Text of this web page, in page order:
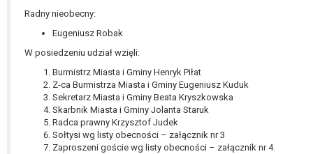
Radny nieobecny:
Eugeniusz Robak
W posiedzeniu udział wzięli:
Burmistrz Miasta i Gminy Henryk Piłat
Z-ca Burmistrza Miasta i Gminy Eugeniusz Kuduk
Sekretarz Miasta i Gminy Beata Kryszkowska
Skarbnik Miasta i Gminy Jolanta Staruk
Radca prawny Krzysztof Judek
Sołtysi wg listy obecności – załącznik nr 3
Zaproszeni goście wg listy obecności – załącznik nr 4.
sprawowania władzy publicznej
powierzonej administratorowi bądź
niezbędność przetwarzania do celów
wynikających z prawnie
uzasadnionych interesów
realizowanych przez administratora
lub przez stronę trzecią.
Z przyczyn związanych z Pani/Pana